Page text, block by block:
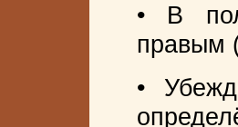
• В
правым
•